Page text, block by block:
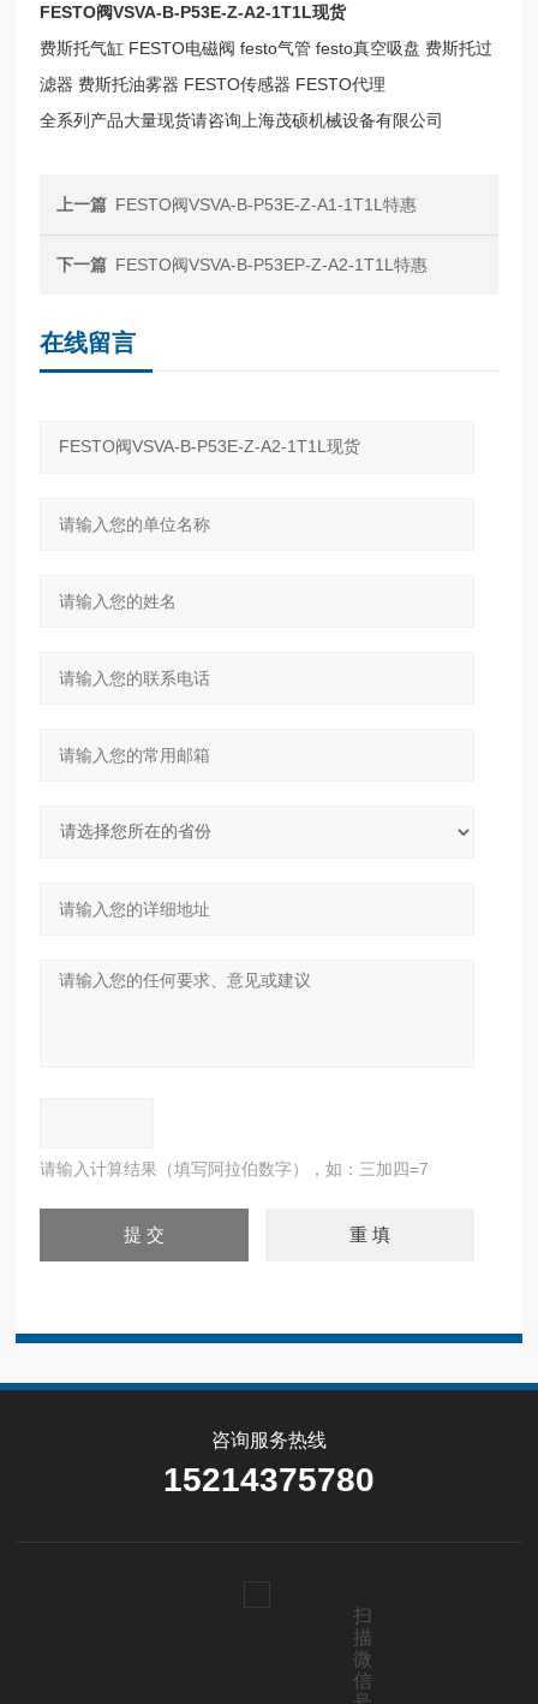
FESTO阀VSVA-B-P53E-Z-A2-1T1L现货
费斯托气缸 FESTO电磁阀 festo气管 festo真空吸盘 费斯托过
滤器 费斯托油雾器 FESTO传感器 FESTO代理
全系列产品大量现货请咨询上海茂硕机械设备有限公司
上一篇 FESTO阀VSVA-B-P53E-Z-A1-1T1L特惠
下一篇 FESTO阀VSVA-B-P53EP-Z-A2-1T1L特惠
在线留言
请输入计算结果（填写阿拉伯数字），如：三加四=7
咨询服务热线
15214375780
扫
描
微
信